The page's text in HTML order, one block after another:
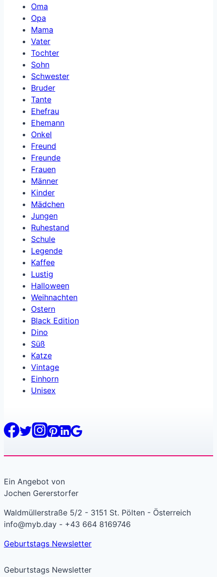
Oma
Opa
Mama
Vater
Tochter
Sohn
Schwester
Bruder
Tante
Ehefrau
Ehemann
Onkel
Freund
Freunde
Frauen
Männer
Kinder
Mädchen
Jungen
Ruhestand
Schule
Legende
Kaffee
Lustig
Halloween
Weihnachten
Ostern
Black Edition
Dino
Süß
Katze
Vintage
Einhorn
Unisex
Ein Angebot von
Jochen Gererstorfer
Waldmüllerstraße 5/2 - 3151 St. Pölten - Österreich
info@myb.day - +43 664 8169746
Geburtstags Newsletter
Geburtstags Newsletter